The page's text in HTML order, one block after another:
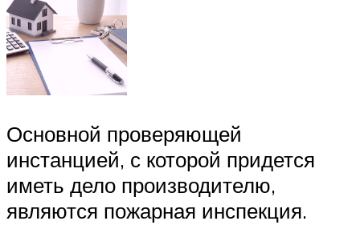
Основной проверяющей
инстанцией, с которой придется
иметь дело производителю,
являются пожарная инспекция.